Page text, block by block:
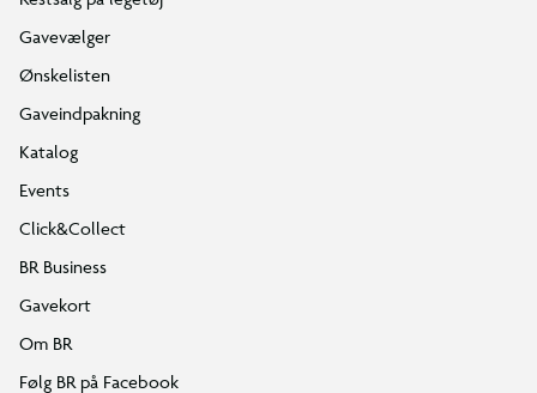
Gavevælger
Ønskelisten
Gaveindpakning
Katalog
Events
Click&Collect
BR Business
Gavekort
Om BR
Følg BR på Facebook